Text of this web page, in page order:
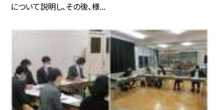
について説明し、その後、様...